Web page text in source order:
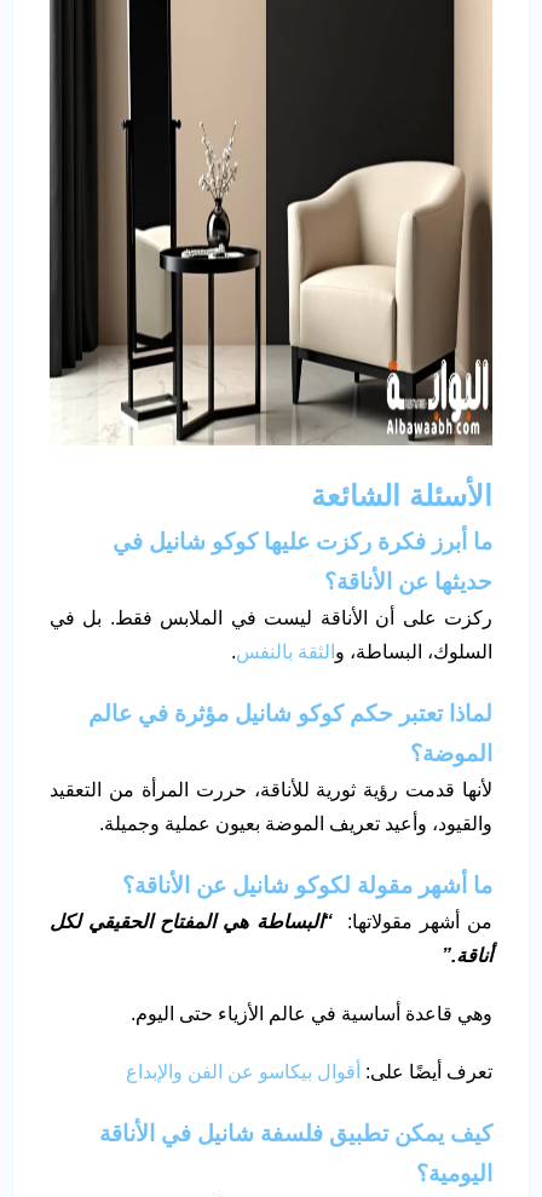
الأسئلة الشائعة
ما أبرز فكرة ركزت عليها كوكو شانيل في
حديثها عن الأناقة؟
ركزت على أن الأناقة ليست في الملابس فقط. بل في
السلوك، البساطة، و الثقة بالنفس.
لماذا تعتبر حكم كوكو شانيل مؤثرة في عالم
الموضة؟
لأنها قدمت رؤية ثورية للأناقة، حررت المرأة من التعقيد
والقيود، وأعيد تعريف الموضة بعيون عملية وجميلة.
ما أشهر مقولة لكوكو شانيل عن الأناقة؟
من أشهر مقولاتها: “البساطة هي المفتاح الحقيقي لكل
أناقة.”
وهي قاعدة أساسية في عالم الأزياء حتى اليوم.
تعرف أيضًا على: أقوال بيكاسو عن الفن والإبداع
كيف يمكن تطبيق فلسفة شانيل في الأناقة
اليومية؟